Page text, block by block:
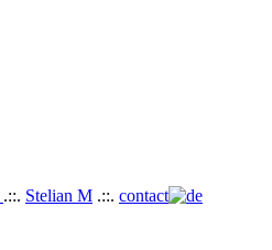
.::. Stelian M .::. contact